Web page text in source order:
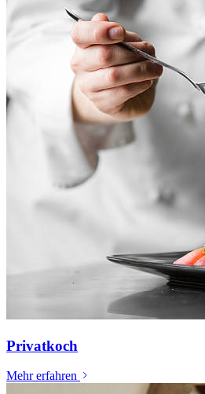
Privatkoch
Mehr erfahren